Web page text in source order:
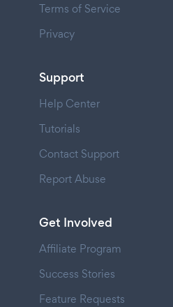
Terms of Service
Privacy
Support
Help Center
Tutorials
Contact Support
Report Abuse
Get Involved
Affiliate Program
Success Stories
Feature Requests